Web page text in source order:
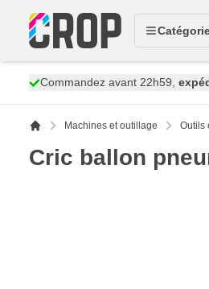
Commandez avant 22h59,
Machines et outillage Outils
Cric ballon